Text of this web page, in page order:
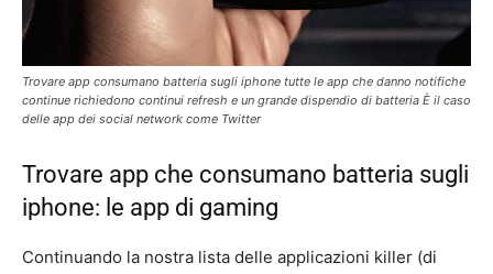
Trovare app consumano batteria sugli iphone tutte le app che danno notifiche
continue richiedono continui refresh e un grande dispendio di batteria È il caso
delle app dei social network come Twitter
Trovare app che consumano batteria sugli
iphone: le app di gaming
Continuando la nostra lista delle applicazioni killer (di